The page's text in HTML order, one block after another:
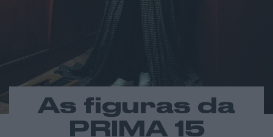
As figuras da
PRIMA 15